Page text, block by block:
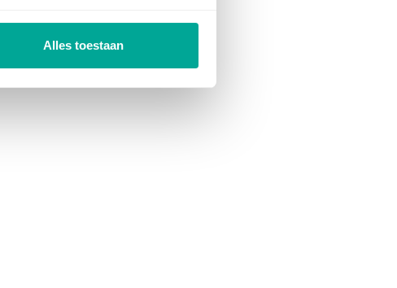
Alles toestaan